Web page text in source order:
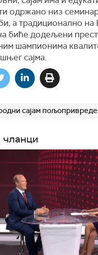
одржано низ
а традиционално на
биће додељени
шампионима
сајма.
сајам пољопривреде
чланци